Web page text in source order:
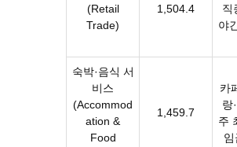
(Retail
Trade)
1,504.4
직
야
숙박·음식 서
비스
(Accommod
ation &
Food
1,459.7
카
랑
주